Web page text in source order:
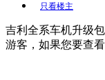
只看楼主
吉利全系车机升级包
游客，如果您要查